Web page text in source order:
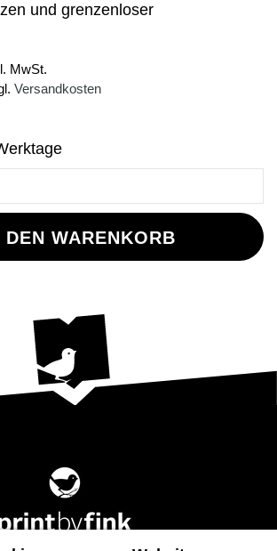
und grenzenloser
MwSt.
Versandkosten